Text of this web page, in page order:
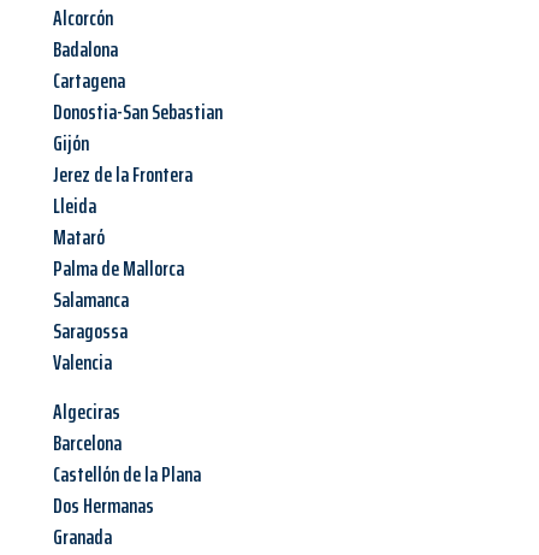
Alcorcón
Badalona
Cartagena
Donostia-San Sebastian
Gijón
Jerez de la Frontera
Lleida
Mataró
Palma de Mallorca
Salamanca
Saragossa
Valencia
Algeciras
Barcelona
Castellón de la Plana
Dos Hermanas
Granada